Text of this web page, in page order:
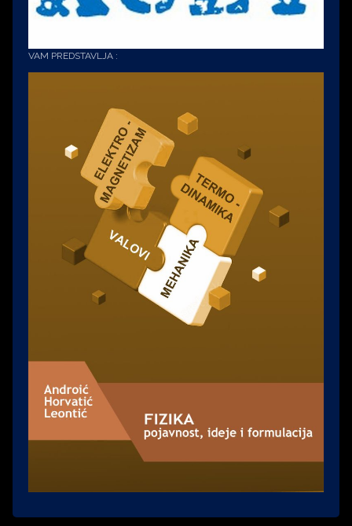
VAM PREDSTAVLJA :